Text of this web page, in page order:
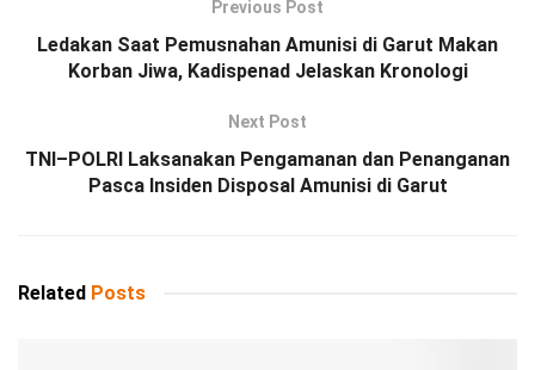
Previous Post
Ledakan Saat Pemusnahan Amunisi di Garut Makan
Korban Jiwa, Kadispenad Jelaskan Kronologi
Next Post
TNI–POLRI Laksanakan Pengamanan dan Penanganan
Pasca Insiden Disposal Amunisi di Garut
Related Posts